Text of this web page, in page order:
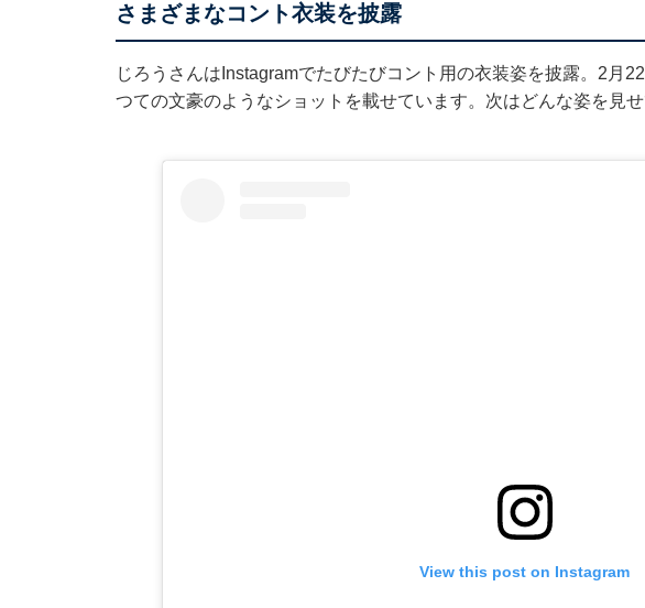
さまざまなコント衣装を披露
じろうさんはInstagramでたびたびコント用の衣装姿を披露。2月
つての文豪のようなショットを載せています。次はどんな姿を見
View this post on Instagram